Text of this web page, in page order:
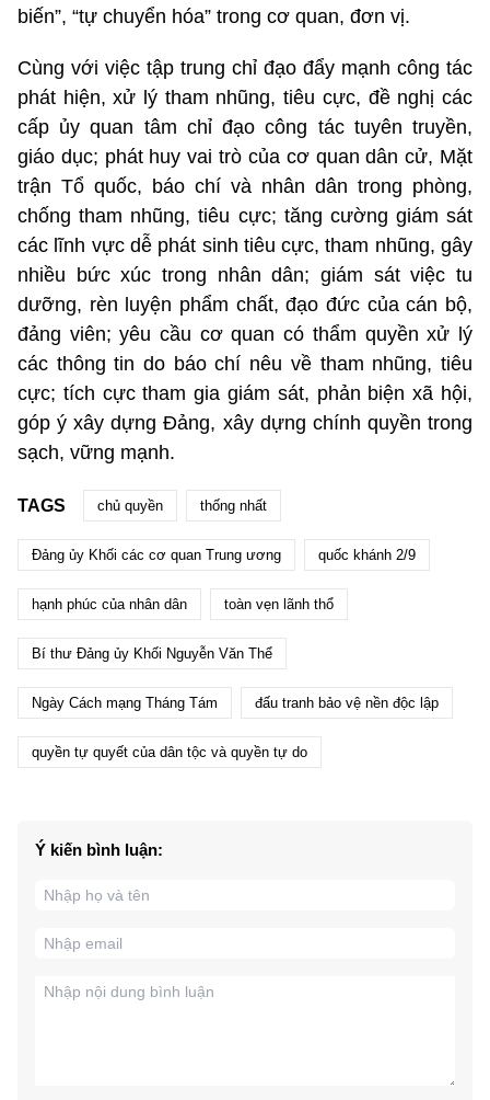
biến”, “tự chuyển hóa” trong cơ quan, đơn vị.
Cùng với việc tập trung chỉ đạo đẩy mạnh công tác
phát hiện, xử lý tham nhũng, tiêu cực, đề nghị các
cấp ủy quan tâm chỉ đạo công tác tuyên truyền,
giáo dục; phát huy vai trò của cơ quan dân cử, Mặt
trận Tổ quốc, báo chí và nhân dân trong phòng,
chống tham nhũng, tiêu cực; tăng cường giám sát
các lĩnh vực dễ phát sinh tiêu cực, tham nhũng, gây
nhiều bức xúc trong nhân dân; giám sát việc tu
dưỡng, rèn luyện phẩm chất, đạo đức của cán bộ,
đảng viên; yêu cầu cơ quan có thẩm quyền xử lý
các thông tin do báo chí nêu về tham nhũng, tiêu
cực; tích cực tham gia giám sát, phản biện xã hội,
góp ý xây dựng Đảng, xây dựng chính quyền trong
sạch, vững mạnh.
TAGS chủ quyền thống nhất
Đảng ủy Khối các cơ quan Trung ương quốc khánh 2/9
hạnh phúc của nhân dân toàn vẹn lãnh thổ
Bí thư Đảng ủy Khối Nguyễn Văn Thể
Ngày Cách mạng Tháng Tám đấu tranh bảo vệ nền độc lập
quyền tự quyết của dân tộc và quyền tự do
Ý kiến bình luận: